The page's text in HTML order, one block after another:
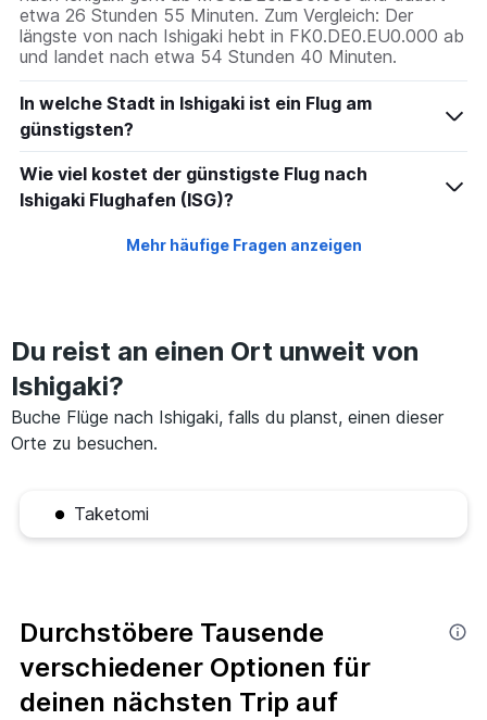
displaying
values.
Range:
15
30.
etwa 26 Stunden 55 Minuten. Zum Vergleich: Der
längste von nach Ishigaki hebt in FK0.DE0.EU0.000 ab
und landet nach etwa 54 Stunden 40 Minuten.
In welche Stadt in Ishigaki ist ein Flug am
günstigsten?
Wie viel kostet der günstigste Flug nach
Ishigaki Flughafen (ISG)?
Mehr häufige Fragen anzeigen
Du reist an einen Ort unweit von
Ishigaki?
Buche Flüge nach Ishigaki, falls du planst, einen dieser
Orte zu besuchen.
Taketomi
Durchstöbere Tausende
verschiedener Optionen für
deinen nächsten Trip auf